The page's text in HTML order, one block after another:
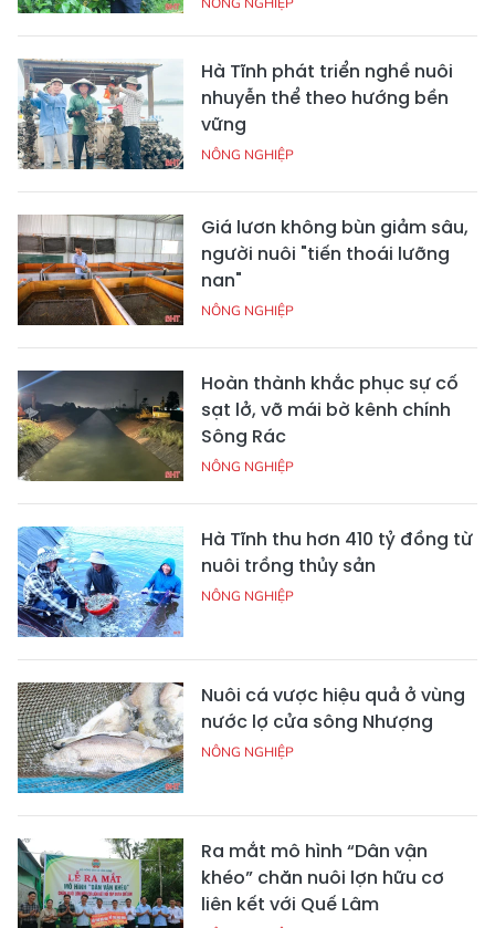
Hà Tĩnh phát triển nghề nuôi
nhuyễn thể theo hướng bền
vững
NÔNG NGHIỆP
Giá lươn không bùn giảm sâu,
người nuôi "tiến thoái lưỡng
nan"
NÔNG NGHIỆP
Hoàn thành khắc phục sự cố
sạt lở, vỡ mái bờ kênh chính
Sông Rác
NÔNG NGHIỆP
Hà Tĩnh thu hơn 410 tỷ đồng từ
nuôi trồng thủy sản
NÔNG NGHIỆP
Nuôi cá vược hiệu quả ở vùng
nước lợ cửa sông Nhượng
NÔNG NGHIỆP
Ra mắt mô hình “Dân vận
khéo” chăn nuôi lợn hữu cơ
liên kết với Quế Lâm